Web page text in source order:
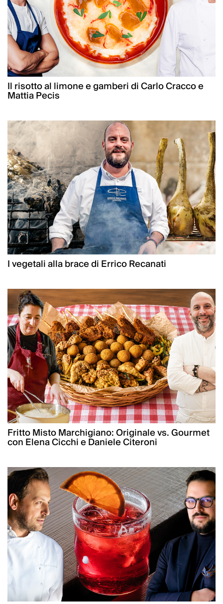
Il risotto al limone e gamberi di Carlo Cracco e
Mattia Pecis
I vegetali alla brace di Errico Recanati
Fritto Misto Marchigiano: Originale vs. Gourmet
con Elena Cicchi e Daniele Citeroni